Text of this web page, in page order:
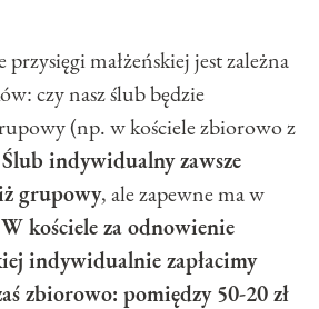
małżeńskiej jest zależna
czy nasz ślub będzie
(np. w kościele zbiorowo z
Ślub indywidualny zawsze
grupowy, ale zapewne ma w
W kościele za odnowienie
indywidualnie zapłacimy
zbiorowo: pomiędzy 50-20 zł